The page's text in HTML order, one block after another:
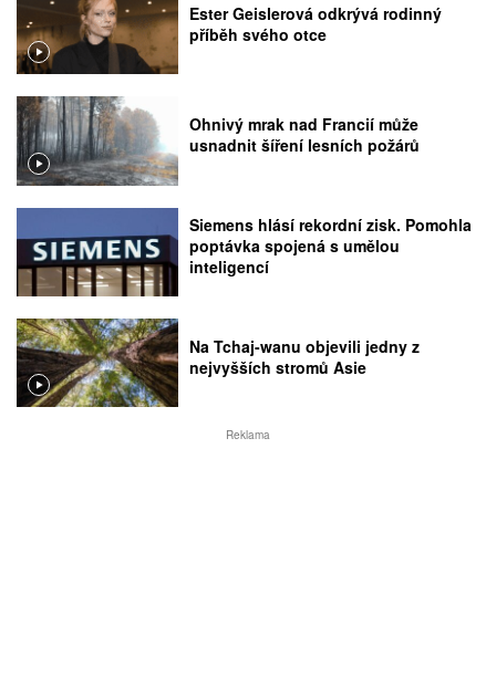
Ester Geislerová odkrývá rodinný
příběh svého otce
Ohnivý mrak nad Francií může
usnadnit šíření lesních požárů
Siemens hlásí rekordní zisk. Pomohla
poptávka spojená s umělou
inteligencí
Na Tchaj-wanu objevili jedny z
nejvyšších stromů Asie
Reklama